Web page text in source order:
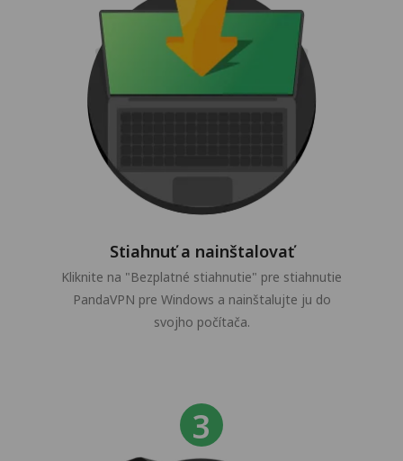
Stiahnuť a nainštalovať
Kliknite na "Bezplatné stiahnutie" pre stiahnutie
PandaVPN pre Windows a nainštalujte ju do
svojho počítača.